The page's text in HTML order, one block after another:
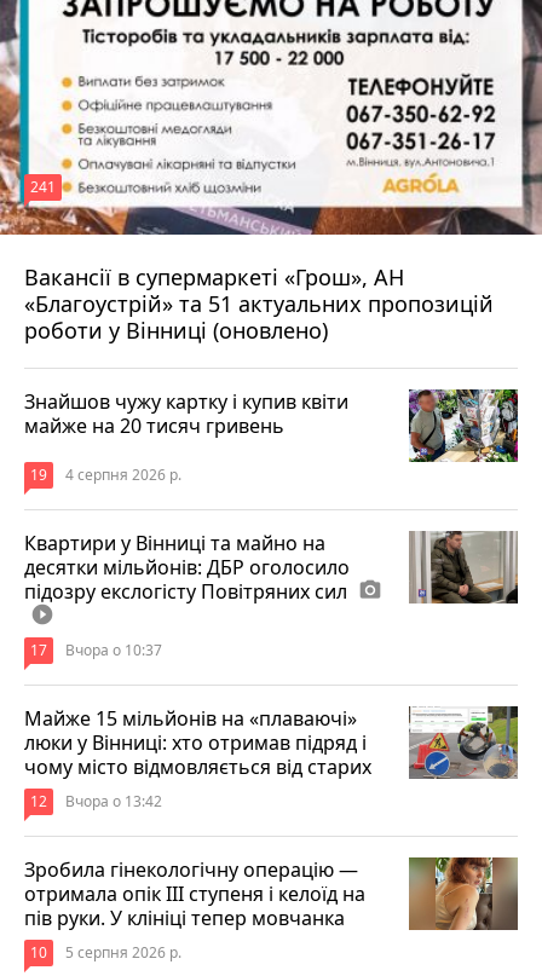
Вакансії в супермаркеті «Грош», АН
«Благоустрій» та 51 актуальних пропозицій
роботи у Вінниці (оновлено)
241
4 серпня 2026 р.
Знайшов чужу картку і купив квіти
майже на 20 тисяч гривень
19 4 серпня 2026 р.
Квартири у Вінниці та майно на
десятки мільйонів: ДБР оголосило
підозру екслогісту Повітряних сил photo_camera
play_circle_filled
17 Вчора о 10:37
Майже 15 мільйонів на «плаваючі»
люки у Вінниці: хто отримав підряд і
чому місто відмовляється від старих
12 Вчора о 13:42
Зробила гінекологічну операцію —
отримала опік ІІІ ступеня і келоїд на
пів руки. У клініці тепер мовчанка
10 5 серпня 2026 р.